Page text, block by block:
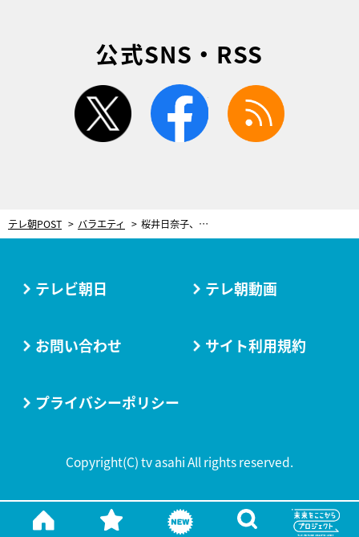
公式SNS・RSS
twitter facebook
テレ朝POST バラエティ 桜井日奈子、初のクイズ番組出演！田中圭は史上初の3回連続100万円を狙う
テレビ朝日 テレ朝動画
お問い合わせ サイト利用規約
プライバシーポリシー
Copyright(C) tv asahi All rights reserved.